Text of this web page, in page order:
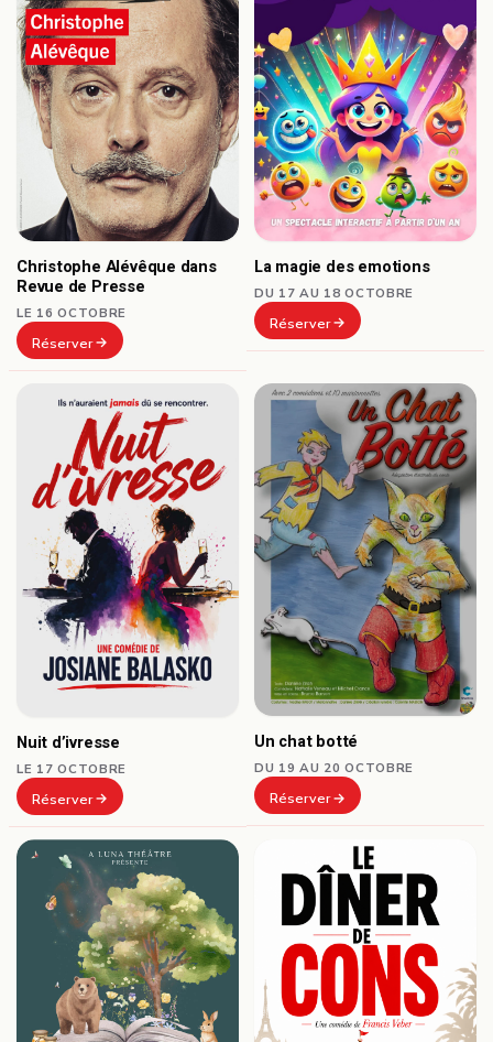
Christophe Alévêque dans
Revue de Presse
LE 16 OCTOBRE
Réserver
La magie des emotions
DU 17 AU 18 OCTOBRE
Réserver
Nuit d’ivresse
LE 17 OCTOBRE
Réserver
Un chat botté
DU 19 AU 20 OCTOBRE
Réserver